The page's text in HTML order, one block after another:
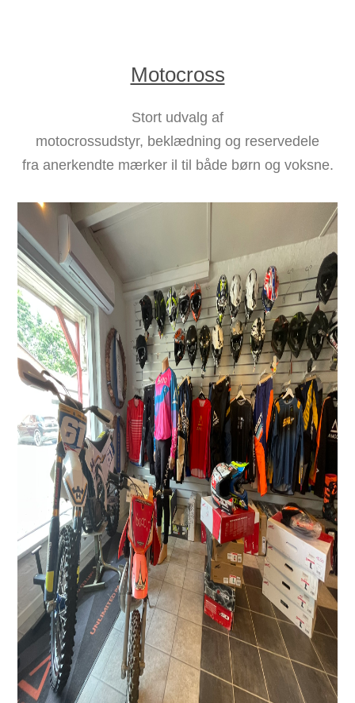
Motocross
Stort udvalg af
motocrossudstyr, beklædning og reservedele
fra anerkendte mærker il til både børn og voksne.